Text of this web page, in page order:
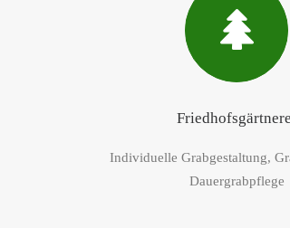
Individuelle Grabgestaltung,
Dauergrabpflege